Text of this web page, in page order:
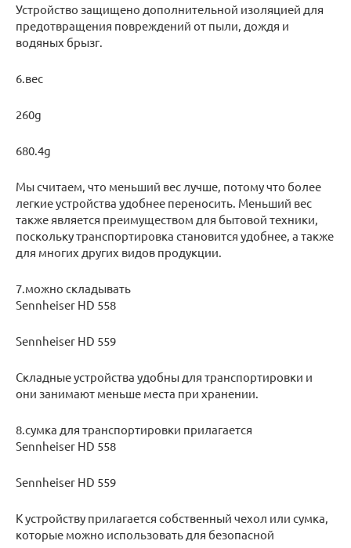
Устройство защищено дополнительной изоляцией для
предотвращения повреждений от пыли, дождя и
водяных брызг.
6.вес
260g
680.4g
Мы считаем, что меньший вес лучше, потому что более
легкие устройства удобнее переносить. Меньший вес
также является преимуществом для бытовой техники,
поскольку транспортировка становится удобнее, а также
для многих других видов продукции.
7.можно складывать
Sennheiser HD 558
Sennheiser HD 559
Складные устройства удобны для транспортировки и
они занимают меньше места при хранении.
8.сумка для транспортировки прилагается
Sennheiser HD 558
Sennheiser HD 559
К устройству прилагается собственный чехол или сумка,
которые можно использовать для безопасной